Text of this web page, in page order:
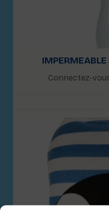
Connectez-